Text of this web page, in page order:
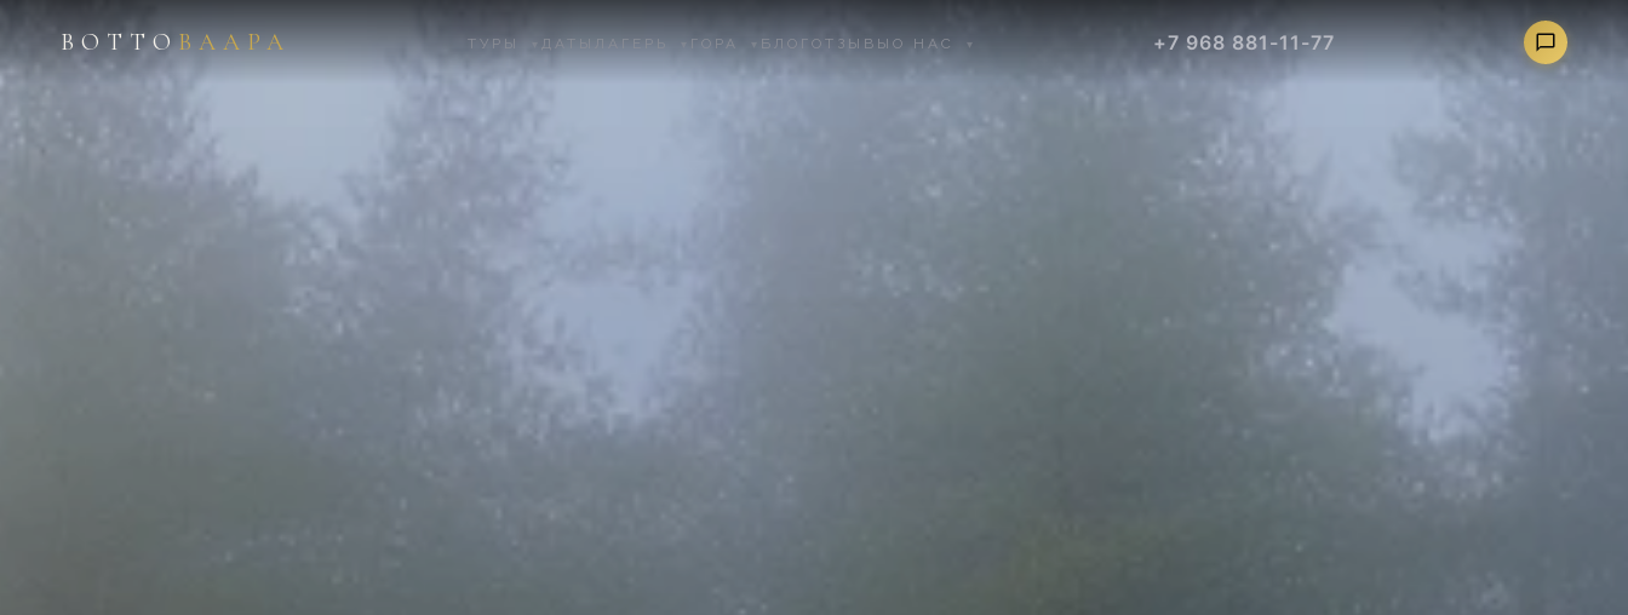
ВОТТОВААРА ТУРЫ ДАТЫ ЛАГЕРЬ ГОРА ▾ БЛОГ ОТЗЫВЫ О НАС ▾ +7 968 881-11-77